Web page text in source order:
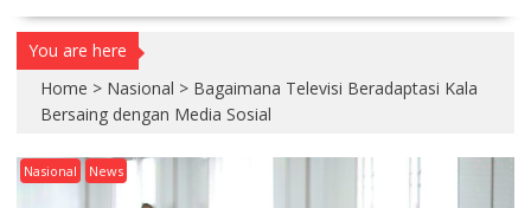
You are here
Home > Nasional > Bagaimana Televisi Beradaptasi Kala
Bersaing dengan Media Sosial
Nasional News